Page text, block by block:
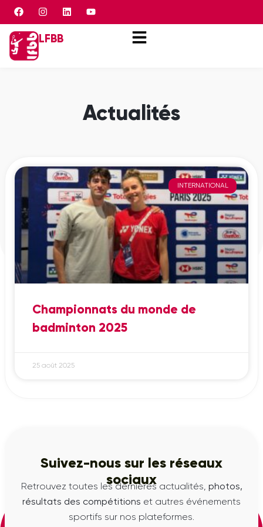
Panneau de gestion des cookies
LFBB
Actualités
INTERNATIONAL
Championnats du monde de
badminton 2025
25 août 2025
Suivez-nous sur les réseaux
sociaux
Retrouvez toutes les dernières actualités, photos,
résultats des compétitions et autres événements
sportifs sur nos plateformes.